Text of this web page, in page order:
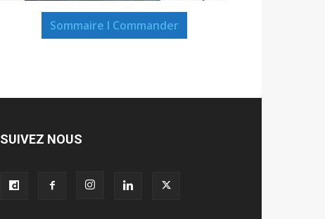
Sommaire I Commander
SUIVEZ NOUS